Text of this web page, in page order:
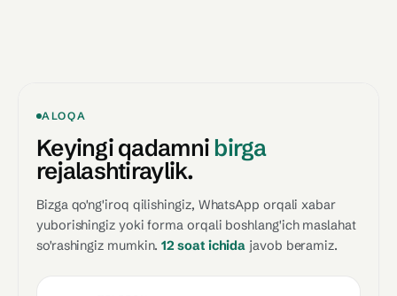
ALOQA
Keyingi qadamni birga
rejalashtiraylik.
Bizga qo'ng'iroq qilishingiz, WhatsApp orqali xabar
yuborishingiz yoki forma orqali boshlang'ich maslahat
so'rashingiz mumkin.12 soat ichida javob beramiz.